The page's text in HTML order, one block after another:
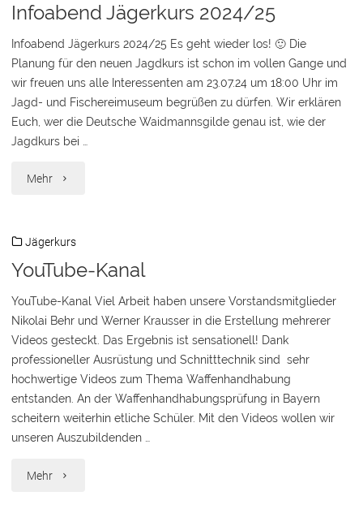
Infoabend Jägerkurs 2024/25
Infoabend Jägerkurs 2024/25 Es geht wieder los! 🙂 Die
Planung für den neuen Jagdkurs ist schon im vollen Gange und
wir freuen uns alle Interessenten am 23.07.24 um 18:00 Uhr im
Jagd- und Fischereimuseum begrüßen zu dürfen. Wir erklären
Euch, wer die Deutsche Waidmannsgilde genau ist, wie der
Jagdkurs bei …
Mehr "Infoabend
2024/25"
Jägerkurs
YouTube-Kanal
YouTube-Kanal Viel Arbeit haben unsere Vorstandsmitglieder
Nikolai Behr und Werner Krausser in die Erstellung mehrerer
Videos gesteckt. Das Ergebnis ist sensationell! Dank
professioneller Ausrüstung und Schnitttechnik sind sehr
hochwertige Videos zum Thema Waffenhandhabung
entstanden. An der Waffenhandhabungsprüfung in Bayern
scheitern weiterhin etliche Schüler. Mit den Videos wollen wir
unseren Auszubildenden …
Mehr "YouTube-